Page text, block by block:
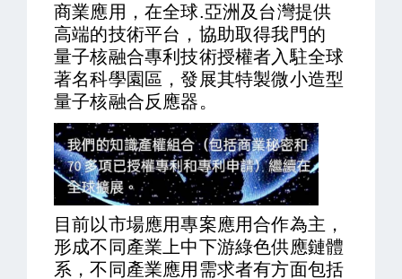
商業應用，在全球.亞洲及台灣提供
高端的技術平台，協助取得我門的
量子核融合專利技術授權者入駐全球
著名科學園區，發展其特製微小造型
量子核融合反應器。
目前以市場應用專案應用合作為主，
形成不同產業上中下游綠色供應鏈體
系，不同產業應用需求者有方面包括